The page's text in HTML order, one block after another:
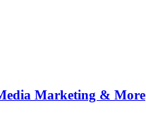
Marketing & More